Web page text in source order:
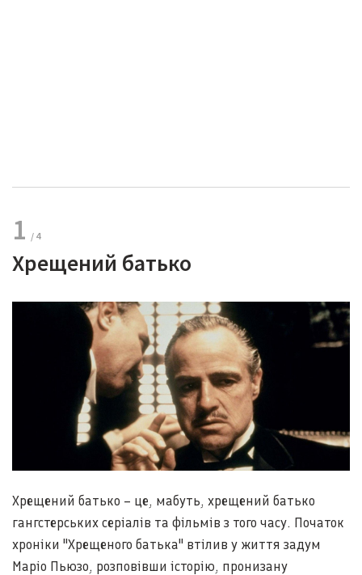
1
Хрещений батько
Хрещений батько – це, мабуть, хрещений батько
гангстерських серіалів та фільмів з того часу. Початок
хроніки "Хрещеного батька" втілив у життя задум
Маріо Пьюзо, розповівши історію, пронизану